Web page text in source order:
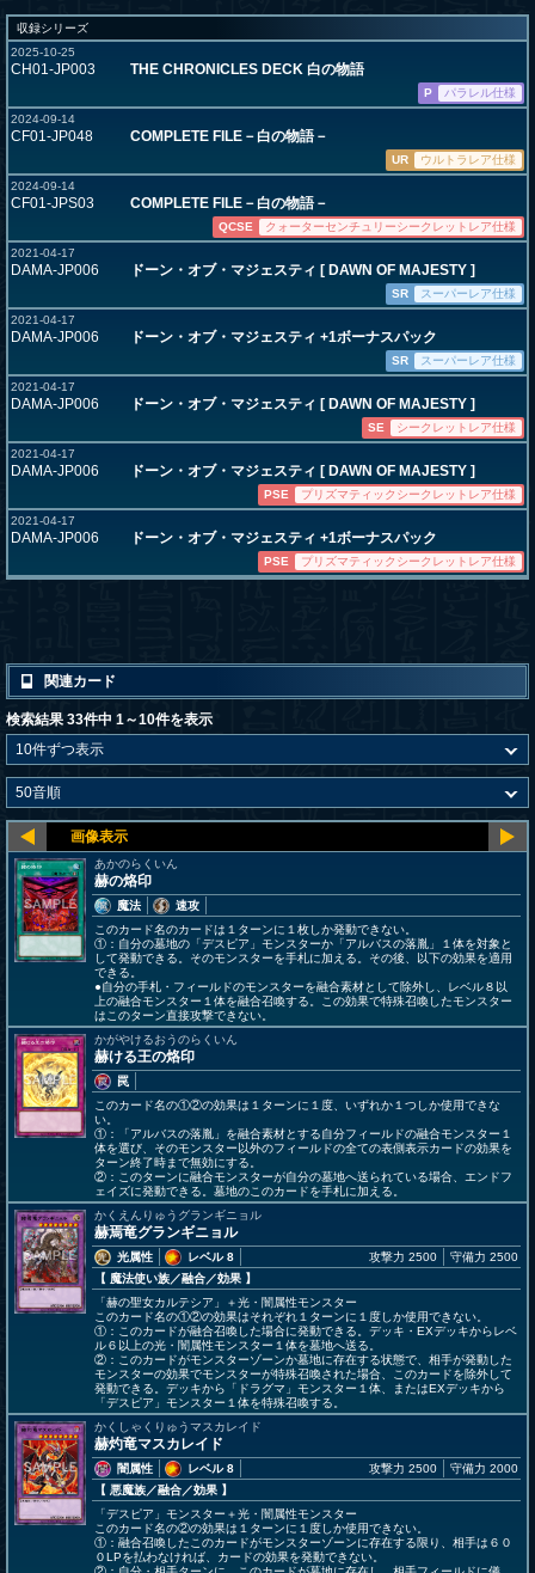
収録シリーズ
2025-10-25
CH01-JP003 THE CHRONICLES DECK 白の物語
P
パラレル仕様
2024-09-14
CF01-JP048 COMPLETE FILE－白の物語－
UR
ウルトラレア仕様
2024-09-14
CF01-JPS03 COMPLETE FILE－白の物語－
QCSE
クォーターセンチュリーシークレットレア仕様
2021-04-17
DAMA-JP006 ドーン・オブ・マジェスティ [ DAWN OF MAJESTY ]
SR
スーパーレア仕様
2021-04-17
DAMA-JP006 ドーン・オブ・マジェスティ +1ボーナスパック
SR
スーパーレア仕様
2021-04-17
DAMA-JP006 ドーン・オブ・マジェスティ [ DAWN OF MAJESTY ]
SE
シークレットレア仕様
2021-04-17
DAMA-JP006 ドーン・オブ・マジェスティ [ DAWN OF MAJESTY ]
PSE
プリズマティックシークレットレア仕様
2021-04-17
DAMA-JP006 ドーン・オブ・マジェスティ +1ボーナスパック
PSE プリズマティックシークレットレア仕様
関連カード
検索結果 33件中 1～10件を表示
あかのらくいん
赫の烙印
魔法
速攻
このカード名のカードは１ターンに１枚しか発動できない。
①：自分の墓地の「デスピア」モンスターか「アルバスの落胤」１体を対象と
して発動できる。そのモンスターを手札に加える。その後、以下の効果を適用
できる。
●自分の手札・フィールドのモンスターを融合素材として除外し、レベル８以
上の融合モンスター１体を融合召喚する。この効果で特殊召喚したモンスター
はこのターン直接攻撃できない。
かがやけるおうのらくいん
赫ける王の烙印
罠
このカード名の①②の効果は１ターンに１度、いずれか１つしか使用できな
い。
①：「アルバスの落胤」を融合素材とする自分フィールドの融合モンスター１
体を選び、そのモンスター以外のフィールドの全ての表側表示カードの効果を
ターン終了時まで無効にする。
②：このターンに融合モンスターが自分の墓地へ送られている場合、エンドフ
ェイズに発動できる。墓地のこのカードを手札に加える。
かくえんりゅうグランギニョル
赫焉竜グランギニョル
光属性
レベル 8
【 魔法使い族／融合／効果 】
攻撃力 2500 守備力 2500
「赫の聖女カルテシア」＋光・闇属性モンスター
このカード名の①②の効果はそれぞれ１ターンに１度しか使用できない。
①：このカードが融合召喚した場合に発動できる。デッキ・EXデッキからレベ
ル６以上の光・闇属性モンスター１体を墓地へ送る。
②：このカードがモンスターゾーンか墓地に存在する状態で、相手が発動した
モンスターの効果でモンスターが特殊召喚された場合、このカードを除外して
発動できる。デッキから「ドラグマ」モンスター１体、またはEXデッキから
「デスピア」モンスター１体を特殊召喚する。
かくしゃくりゅうマスカレイド
赫灼竜マスカレイド
闇属性
レベル 8
【 悪魔族／融合／効果 】
攻撃力 2500 守備力 2000
「デスピア」モンスター＋光・闇属性モンスター
このカード名の②の効果は１ターンに１度しか使用できない。
①：融合召喚したこのカードがモンスターゾーンに存在する限り、相手は６０
０LPを払わなければ、カードの効果を発動できない。